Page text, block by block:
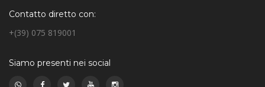
Contatto diretto con:
+(39) 075 819001
Siamo presenti nei social